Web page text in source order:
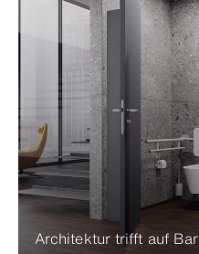
Architektur trifft auf